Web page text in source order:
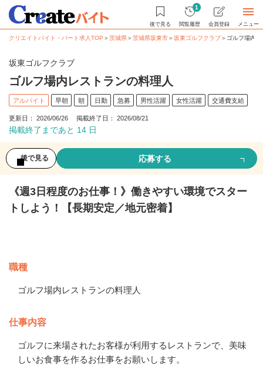
後で見る
1
閲覧履歴 会員登録 メニュー
クリエイトバイト・パート求人TOP ＞茨城県＞茨城県坂東市＞坂東ゴルフクラブ＞ ゴルフ場内
坂東ゴルフクラブ
ゴルフ場内レストランの料理人
アルバイト 早朝 朝 日勤 急募 男性活躍 女性活躍 交通費支給
更新日： 2026/06/26 掲載終了日： 2026/08/21
掲載終了まであと 14 日
後で見る 応募する
《週3日程度のお仕事！》働きやすい環境でスター
トしよう！【長期安定／地元密着】
職種
ゴルフ場内レストランの料理人
仕事内容
ゴルフに来場されたお客様が利用するレストランで、美味
しいお食事を作るお仕事をお願いします。